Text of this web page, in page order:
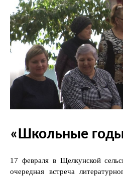
«Школьные
17 февраля в Щелкунской
очередная встреча